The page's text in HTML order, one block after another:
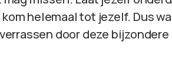
helemaal tot jezelf. Dus
door deze